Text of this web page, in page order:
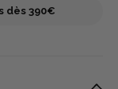
dès 390€